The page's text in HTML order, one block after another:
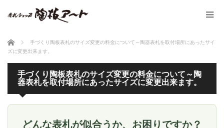
ホーム
手づくり陶板表札のサイズ変更の料金について～陶器表札を取付場所にあったサイ
ズに変更出来ます。
手づくり陶板表札のサイズ変更の料金について～陶
器表札を取付場所にあったサイズに変更出来ます。
どんな表札が似合うか、お困りですか？